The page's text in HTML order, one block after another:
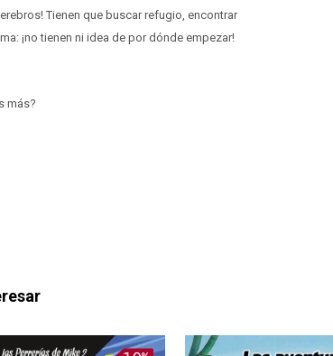
Tienen que buscar refugio, encontrar
¡no tienen ni idea de por dónde empezar!
más?